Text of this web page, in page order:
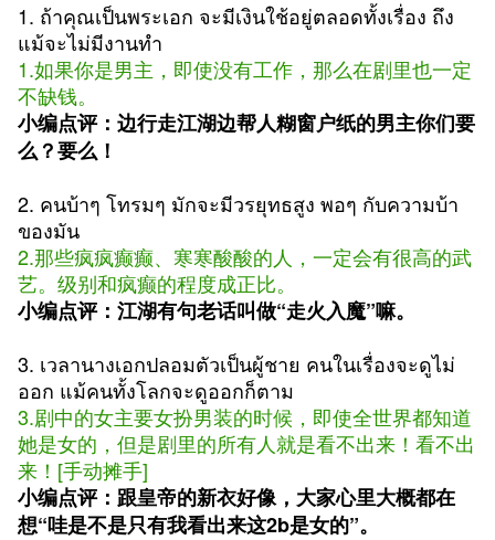
1. ถ้าคุณเป็นพระเอก จะมีเงินใช้อยู่ตลอดทั้งเรื่อง ถึง
แม้จะไม่มีงานทำ
1.如果你是男主，即使没有工作，那么在剧里也一定
不缺钱。
小编点评：边行走江湖边帮人糊窗户纸的男主你们要
么？要么！
2. คนบ้าๆ โทรมๆ มักจะมีวรยุทธสูง พอๆ กับความบ้า
ของมัน
2.那些疯疯癫癫、寒寒酸酸的人，一定会有很高的武
艺。级别和疯癫的程度成正比。
小编点评：江湖有句老话叫做“走火入魔”嘛。
3. เวลานางเอกปลอมตัวเป็นผู้ชาย คนในเรื่องจะดูไม่
ออก แม้คนทั้งโลกจะดูออกก็ตาม
3.剧中的女主要女扮男装的时候，即使全世界都知道
她是女的，但是剧里的所有人就是看不出来！看不出
来！[手动摊手]
小编点评：跟皇帝的新衣好像，大家心里大概都在
想“哇是不是只有我看出来这2b是女的”。